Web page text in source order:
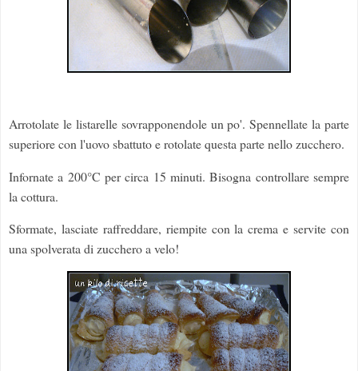
Arrotolate le listarelle sovrapponendole un po'. Spennellate la parte
superiore con l'uovo sbattuto e rotolate questa parte nello zucchero.
Infornate a 200°C per circa 15 minuti. Bisogna controllare sempre
la cottura.
Sformate, lasciate raffreddare, riempite con la crema e servite con
una spolverata di zucchero a velo!